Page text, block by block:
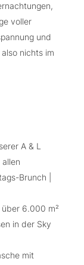
voller
und
nichts im
A & L
Brunch |
über 6.000 m²
in der Sky
mit